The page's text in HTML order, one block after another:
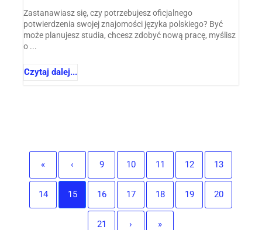
Zastanawiasz się, czy potrzebujesz oficjalnego
potwierdzenia swojej znajomości języka polskiego? Być
może planujesz studia, chcesz zdobyć nową pracę, myślisz
o ...
Czytaj dalej...
« ‹ 9 10 11 12 13
14 15 16 17 18 19 20
21 › »